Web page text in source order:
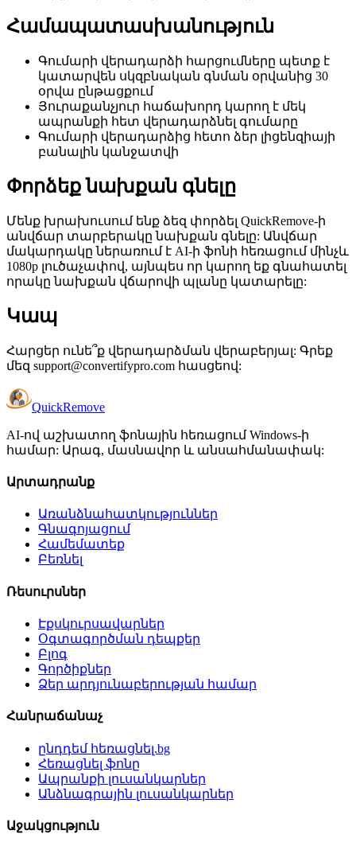
Համապատասխանություն
Գումարի վերադարձի հարցումները պետք է
կատարվեն սկզբնական գնման օրվանից 30
օրվա ընթացքում
Յուրաքանչյուր հաճախորդ կարող է մեկ
ապրանքի հետ վերադարձնել գումարը
Գումարի վերադարձից հետո ձեր լիցենզիայի
բանալին կանջատվի
Փորձեք նախքան գնելը
Մենք խրախուսում ենք ձեզ փորձել QuickRemove-ի
անվճար տարբերակը նախքան գնելը: Անվճար
մակարդակը ներառում է AI-ի ֆոնի հեռացում մինչև
1080p լուծաչափով, այնպես որ կարող եք գնահատել
որակը նախքան վճարովի պլանը կատարելը:
Կապ
Հարցեր ունե՞ք վերադարձման վերաբերյալ: Գրեք
մեզ support@convertifypro.com հասցեով:
QuickRemove
AI-ով աշխատող ֆոնային հեռացում Windows-ի
համար: Արագ, մասնավոր և անսահմանափակ:
Արտադրանք
Առանձնահատկություններ
Գնագոյացում
Համեմատեք
Բեռնել
Ռեսուրսներ
Էքսկուրսավարներ
Օգտագործման դեպքեր
Բլոգ
Գործիքներ
Ձեր արդյունաբերության համար
Հանրաճանաչ
ընդդեմ հեռացնել.bg
Հեռացնել ֆոնը
Ապրանքի լուսանկարներ
Անձնագրային լուսանկարներ
Աջակցություն